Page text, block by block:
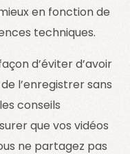
en fonction de
techniques.
d’éviter d’avoir
l’enregistrer sans
conseils
que vos vidéos
ne partagez pas